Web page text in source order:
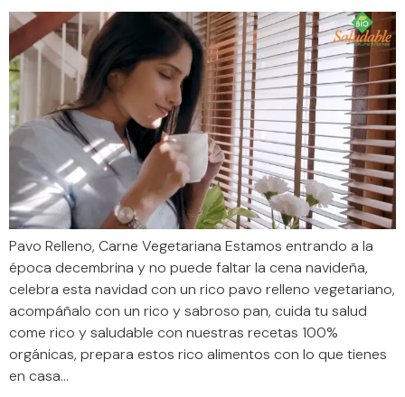
Pavo Relleno, Carne Vegetariana Estamos entrando a la
época decembrina y no puede faltar la cena navideña,
celebra esta navidad con un rico pavo relleno vegetariano,
acompáñalo con un rico y sabroso pan, cuida tu salud
come rico y saludable con nuestras recetas 100%
orgánicas, prepara estos rico alimentos con lo que tienes
en casa…